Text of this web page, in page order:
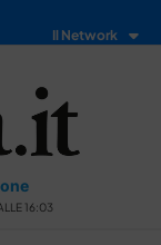
Il Network
16:03